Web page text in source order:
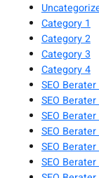
Category 1
Category 2
Category 3
Category 4
SEO
SEO
SEO
SEO
SEO
SEO